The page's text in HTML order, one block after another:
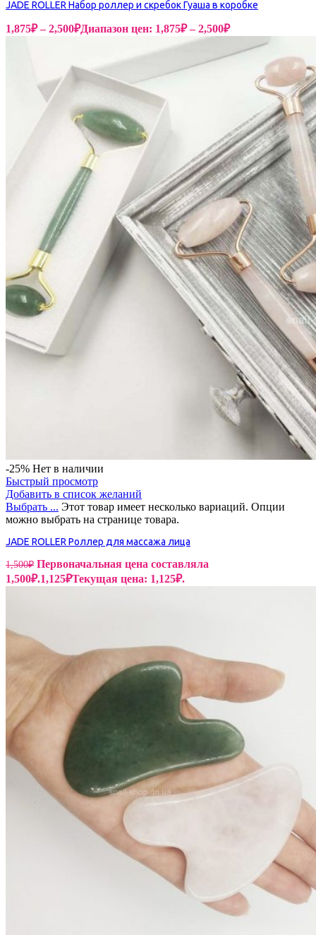
JADE ROLLER Набор роллер и скребок Гуаша в коробке
1,875₽ – 2,500₽Диапазон цен: 1,875₽ – 2,500₽
-25% Нет в наличии
Быстрый просмотр
Добавить в список желаний
Выбрать ... Этот товар имеет несколько вариаций. Опции
можно выбрать на странице товара.
JADE ROLLER Роллер для массажа лица
1,500₽ Первоначальная цена составляла
1,500₽.1,125₽Текущая цена: 1,125₽.